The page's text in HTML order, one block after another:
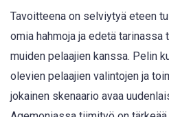
Tavoitteena on selviytyä eteen
omia hahmoja ja edetä
muiden pelaajien kanssa. Pelin
olevien pelaajien valintojen ja
jokainen skenaario avaa